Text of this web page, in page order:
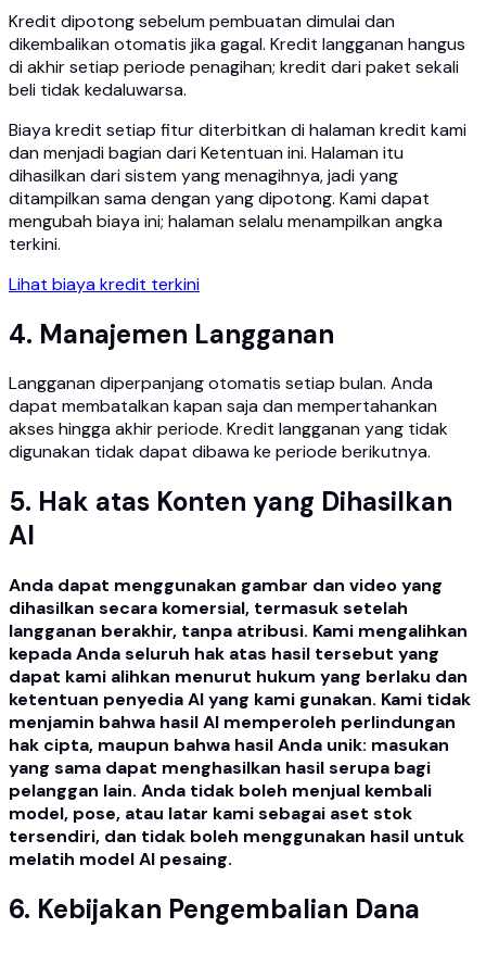
Kredit dipotong sebelum pembuatan dimulai dan
dikembalikan otomatis jika gagal. Kredit langganan hangus
di akhir setiap periode penagihan; kredit dari paket sekali
beli tidak kedaluwarsa.
Biaya kredit setiap fitur diterbitkan di halaman kredit kami
dan menjadi bagian dari Ketentuan ini. Halaman itu
dihasilkan dari sistem yang menagihnya, jadi yang
ditampilkan sama dengan yang dipotong. Kami dapat
mengubah biaya ini; halaman selalu menampilkan angka
terkini.
Lihat biaya kredit terkini
4. Manajemen Langganan
Langganan diperpanjang otomatis setiap bulan. Anda
dapat membatalkan kapan saja dan mempertahankan
akses hingga akhir periode. Kredit langganan yang tidak
digunakan tidak dapat dibawa ke periode berikutnya.
5. Hak atas Konten yang Dihasilkan
AI
Anda dapat menggunakan gambar dan video yang
dihasilkan secara komersial, termasuk setelah
langganan berakhir, tanpa atribusi. Kami mengalihkan
kepada Anda seluruh hak atas hasil tersebut yang
dapat kami alihkan menurut hukum yang berlaku dan
ketentuan penyedia AI yang kami gunakan. Kami tidak
menjamin bahwa hasil AI memperoleh perlindungan
hak cipta, maupun bahwa hasil Anda unik: masukan
yang sama dapat menghasilkan hasil serupa bagi
pelanggan lain. Anda tidak boleh menjual kembali
model, pose, atau latar kami sebagai aset stok
tersendiri, dan tidak boleh menggunakan hasil untuk
melatih model AI pesaing.
6. Kebijakan Pengembalian Dana